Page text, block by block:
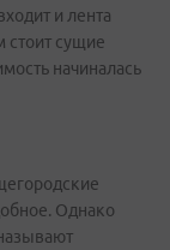
и лента
стоит сущие
начиналась
Однако